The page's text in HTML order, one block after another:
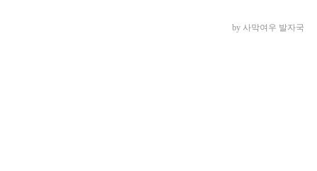
by 사막여우 발자국